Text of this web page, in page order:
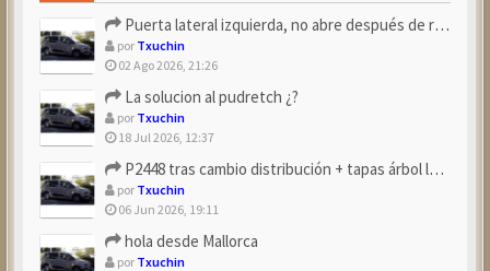
Puerta lateral izquierda, no abre después de repostar.
por Txuchin
02 Ago 2026, 21:26
La solucion al pudretch ¿?
por Txuchin
18 Jul 2026, 12:37
P2448 tras cambio distribución + tapas árbol levas
por Txuchin
06 Jun 2026, 19:11
hola desde Mallorca
por Txuchin